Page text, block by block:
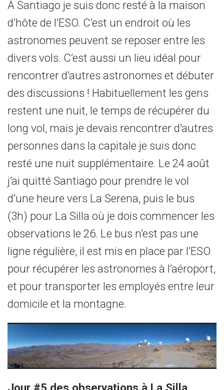
À Santiago je suis donc resté à la maison
d’hôte de l’ESO. C’est un endroit où les
astronomes peuvent se reposer entre les
divers vols. C’est aussi un lieu idéal pour
rencontrer d’autres astronomes et débuter
des discussions ! Habituellement les gens
restent une nuit, le temps de récupérer du
long vol, mais je devais rencontrer d’autres
personnes dans la capitale je suis donc
resté une nuit supplémentaire. Le 24 août
j’ai quitté Santiago pour prendre le vol
d’une heure vers La Serena, puis le bus
(3h) pour La Silla où je dois commencer les
observations le 26. Le bus n’est pas une
ligne régulière, il est mis en place par l’ESO
pour récupérer les astronomes à l’aéroport,
et pour transporter les employés entre leur
domicile et la montagne.